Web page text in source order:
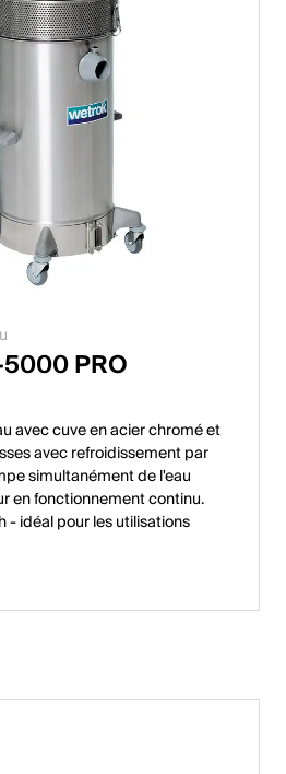
PRO
avec cuve en acier chromé et
avec refroidissement par
simultanément de l'eau
en fonctionnement continu.
idéal pour les utilisations